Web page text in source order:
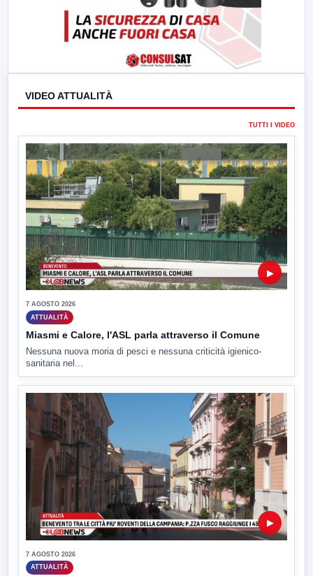
VIDEO ATTUALITÀ
TUTTI I VIDEO
▶
7 AGOSTO 2026
ATTUALITÀ
Miasmi e Calore, l'ASL parla attraverso il Comune
Nessuna nuova moria di pesci e nessuna criticità igienico-
sanitaria nel...
▶
7 AGOSTO 2026
ATTUALITÀ